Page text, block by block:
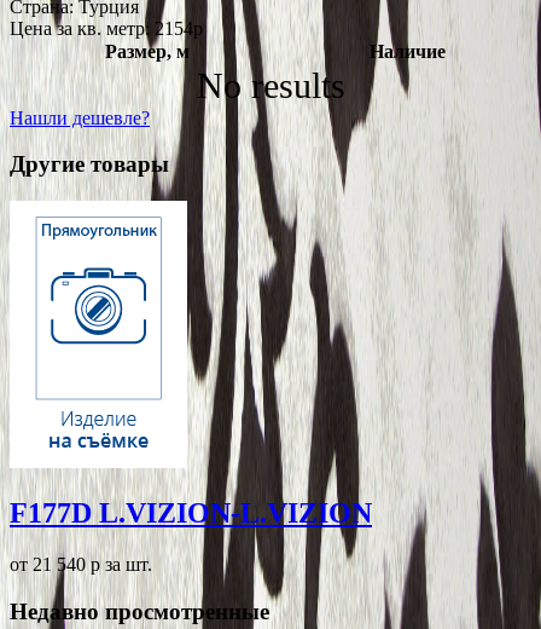
Страна: Турция
Цена за кв. метр: 2154p
Размер, м
Наличие
No results
Нашли дешевле?
Другие товары
F177D L.VIZION-L.VIZION
от 21 540 pза шт.
Недавно просмотренные